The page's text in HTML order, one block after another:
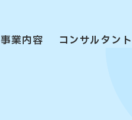
事業内容 コンサルタント